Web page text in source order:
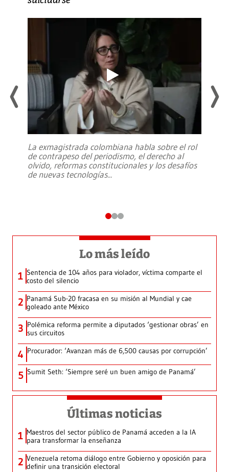
La exmagistrada colombiana habla sobre el rol
de contrapeso del periodismo, el derecho al
olvido, reformas constitucionales y los desafíos
de nuevas tecnologías...
Lo más leído
1 Sentencia de 104 años para violador, víctima comparte el
costo del silencio
2 Panamá Sub-20 fracasa en su misión al Mundial y cae
goleado ante México
3 Polémica reforma permite a diputados ‘gestionar obras’ en
sus circuitos
4 Procurador: ‘Avanzan más de 6,500 causas por corrupción’
5 Sumit Seth: ‘Siempre seré un buen amigo de Panamá’
Últimas noticias
1 Maestros del sector público de Panamá acceden a la IA
para transformar la enseñanza
2 Venezuela retoma diálogo entre Gobierno y oposición para
definir una transición electoral